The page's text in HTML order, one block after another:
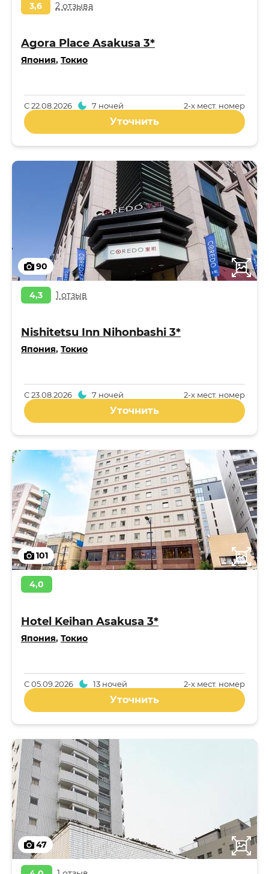
3,6 2 отзыва
Agora Place Asakusa 3*
Япония, Токио
2-x мест. номер
С22.08.2026 7 ночей
Уточнить
90
4,3 1 отзыв
Nishitetsu Inn Nihonbashi 3*
Япония, Токио
2-x мест. номер
С23.08.2026 7 ночей
Уточнить
101
4,0
Hotel Keihan Asakusa 3*
Япония, Токио
2-x мест. номер
С05.09.2026 13 ночей
Уточнить
47